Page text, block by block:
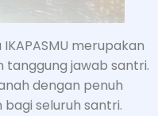
merupakan
tanggung jawab santri.
dengan penuh
seluruh santri.